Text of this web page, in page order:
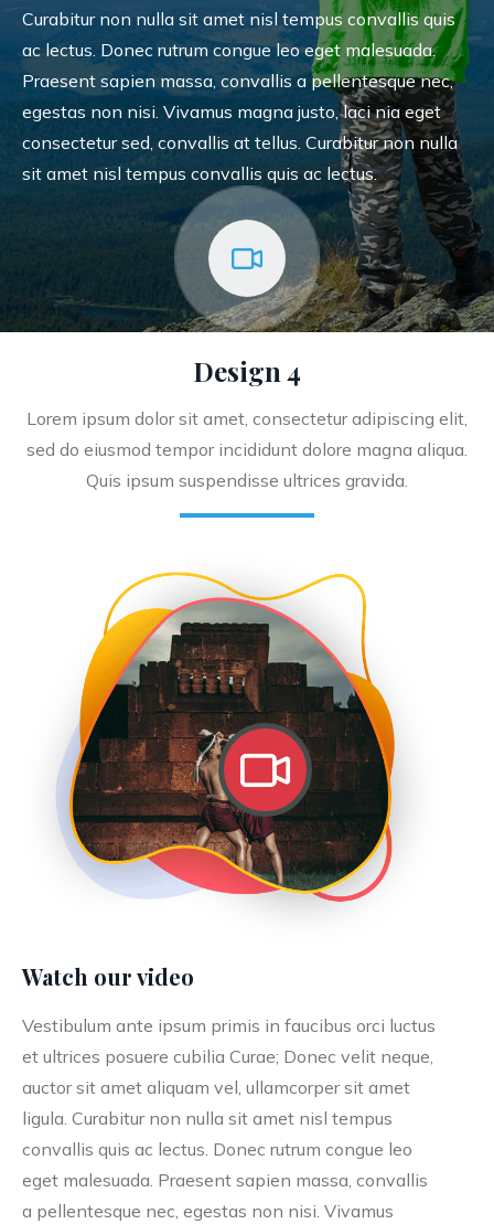
Curabitur non nulla sit amet nisl tempus convallis quis
ac lectus. Donec rutrum congue leo eget malesuada.
Praesent sapien massa, convallis a pellentesque nec,
egestas non nisi. Vivamus magna justo, laci nia eget
consectetur sed, convallis at tellus. Curabitur non nulla
sit amet nisl tempus convallis quis ac lectus.
Design 4
Lorem ipsum dolor sit amet, consectetur adipiscing elit,
sed do eiusmod tempor incididunt dolore magna aliqua.
Quis ipsum suspendisse ultrices gravida.
Watch our video
Vestibulum ante ipsum primis in faucibus orci luctus
et ultrices posuere cubilia Curae; Donec velit neque,
auctor sit amet aliquam vel, ullamcorper sit amet
ligula. Curabitur non nulla sit amet nisl tempus
convallis quis ac lectus. Donec rutrum congue leo
eget malesuada. Praesent sapien massa, convallis
a pellentesque nec, egestas non nisi. Vivamus